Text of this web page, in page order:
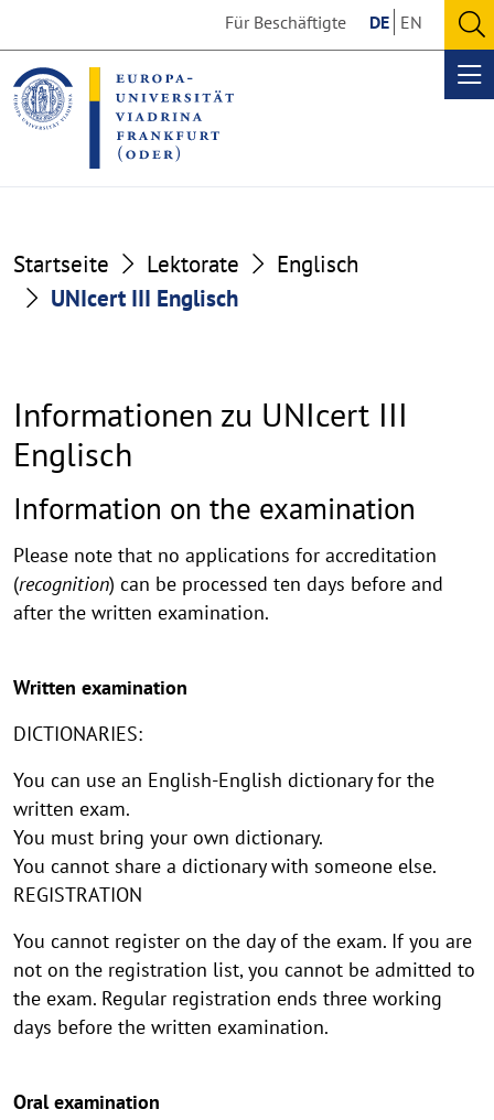
the
content
section
the
footer
section
Für Beschäftigte DE EN
Startseite Lektorate
Englisch
UNIcert III Englisch
Informationen zu UNIcert III
Englisch
Information on the examination
Please note that no applications for accreditation
(recognition) can be processed ten days before and
after the written examination.
Written examination
DICTIONARIES:
You can use an English-English dictionary for the
written exam.
You must bring your own dictionary.
You cannot share a dictionary with someone else.
REGISTRATION
You cannot register on the day of the exam. If you are
not on the registration list, you cannot be admitted to
the exam. Regular registration ends three working
days before the written examination.
Oral examination